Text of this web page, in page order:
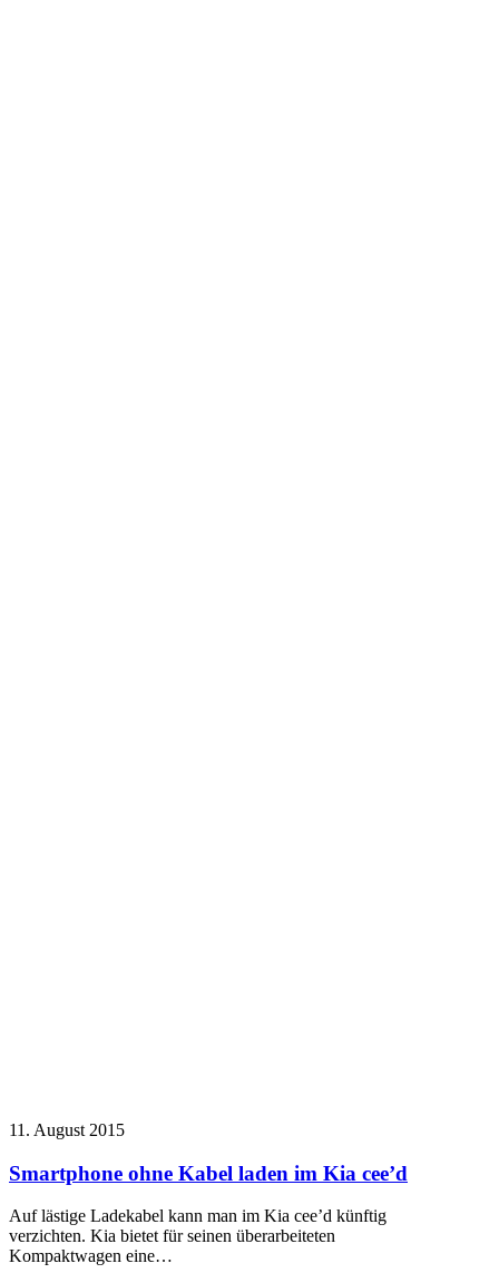
11. August 2015
Smartphone ohne Kabel laden im Kia cee’d
Auf lästige Ladekabel kann man im Kia cee’d künftig
verzichten. Kia bietet für seinen überarbeiteten
Kompaktwagen eine…